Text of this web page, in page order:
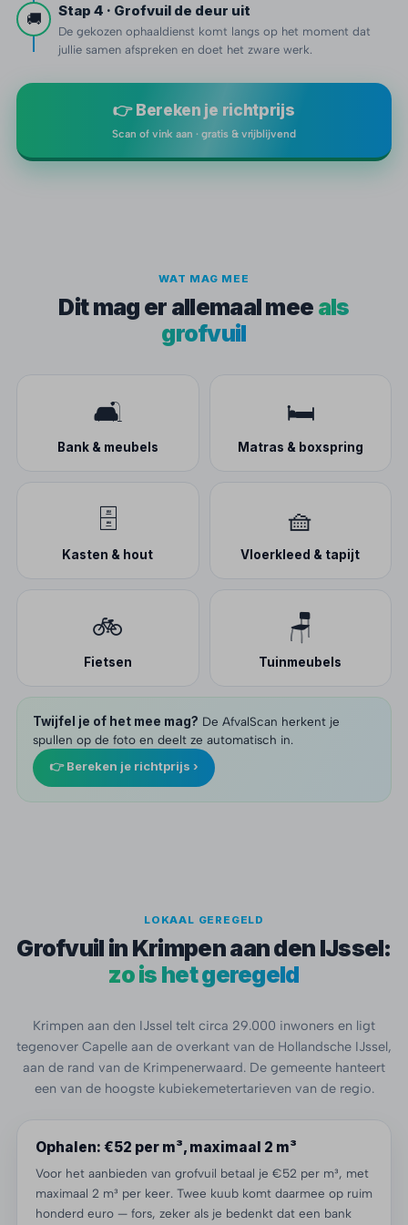
🚚 Stap 4 · Grofvuil de deur uit
De gekozen ophaaldienst komt langs op het moment dat
jullie samen afspreken en doet het zware werk.
👉 Bereken je richtprijs
Scan of vink aan · gratis & vrijblijvend
WAT MAG MEE
Dit mag er allemaal mee als
grofvuil
🛋️
Bank & meubels
🛏️
Matras & boxspring
🗄️
Kasten & hout
🧺
Vloerkleed & tapijt
🚲
Fietsen
🪑
Tuinmeubels
Twijfel je of het mee mag? De AfvalScan herkent je
spullen op de foto en deelt ze automatisch in.
👉 Bereken je richtprijs ›
LOKAAL GEREGELD
Grofvuil in Krimpen aan den IJssel:
zo is het geregeld
Krimpen aan den IJssel telt circa 29.000 inwoners en ligt
tegenover Capelle aan de overkant van de Hollandsche IJssel,
aan de rand van de Krimpenerwaard. De gemeente hanteert
een van de hoogste kubiekemetertarieven van de regio.
Ophalen: €52 per m³, maximaal 2 m³
Voor het aanbieden van grofvuil betaal je €52 per m³, met
maximaal 2 m³ per keer. Twee kuub komt daarmee op ruim
honderd euro — fors, zeker als je bedenkt dat een bank